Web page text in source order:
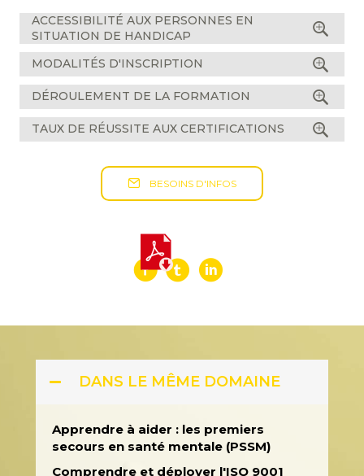
ACCESSIBILITÉ AUX PERSONNES EN
SITUATION DE HANDICAP
MODALITÉS D'INSCRIPTION
DÉROULEMENT DE LA FORMATION
TAUX DE RÉUSSITE AUX CERTIFICATIONS
BESOINS D'INFOS
DANS LE MÊME DOMAINE
Apprendre à aider : les premiers
secours en santé mentale (PSSM)
Comprendre et déployer l'ISO 9001